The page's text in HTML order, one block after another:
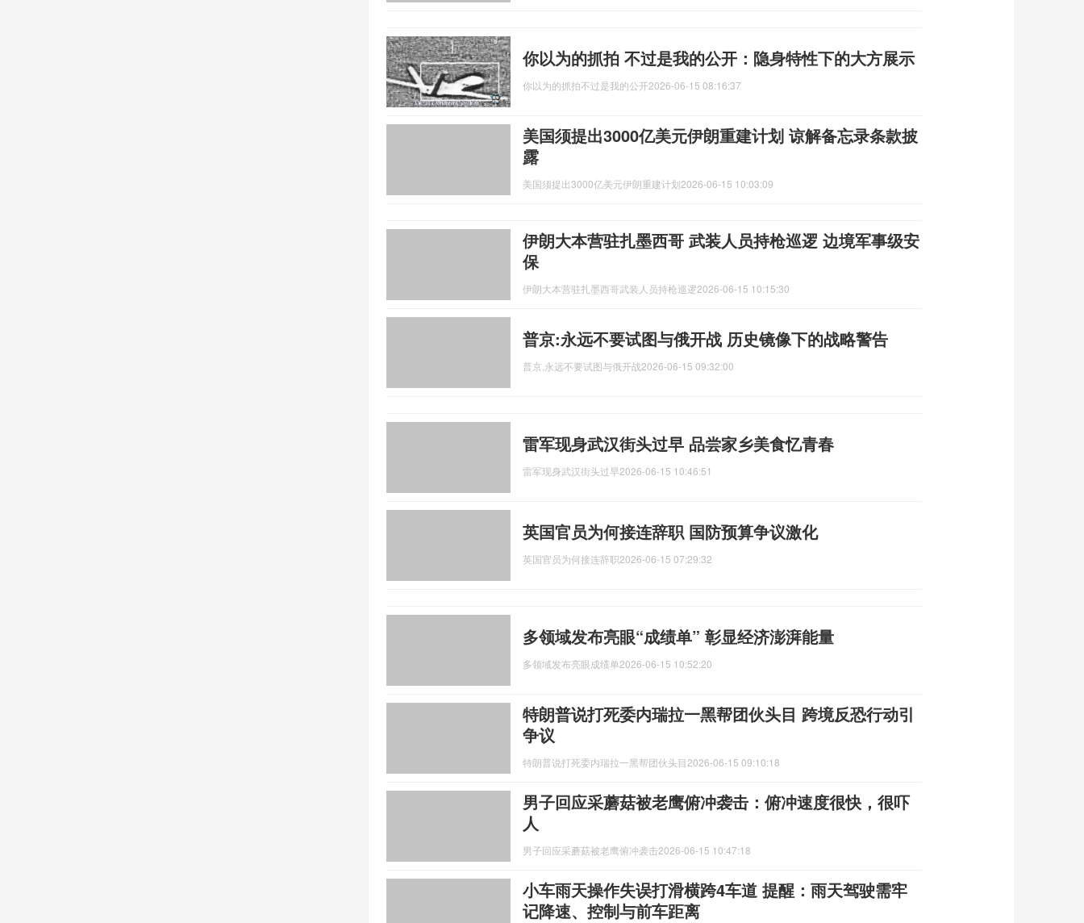
你以为的抓拍 不过是我的公开：隐身特性下的大方展示
你以为的抓拍不过是我的公开2026-06-15 08:16:37
美国须提出3000亿美元伊朗重建计划 谅解备忘录条款披
露
美国须提出3000亿美元伊朗重建计划2026-06-15 10:03:09
伊朗大本营驻扎墨西哥 武装人员持枪巡逻 边境军事级安
保
伊朗大本营驻扎墨西哥武装人员持枪巡逻2026-06-15 10:15:30
普京:永远不要试图与俄开战 历史镜像下的战略警告
普京,永远不要试图与俄开战2026-06-15 09:32:00
雷军现身武汉街头过早 品尝家乡美食忆青春
雷军现身武汉街头过早2026-06-15 10:46:51
英国官员为何接连辞职 国防预算争议激化
英国官员为何接连辞职2026-06-15 07:29:32
多领域发布亮眼“成绩单” 彰显经济澎湃能量
多领域发布亮眼成绩单2026-06-15 10:52:20
特朗普说打死委内瑞拉一黑帮团伙头目 跨境反恐行动引
争议
特朗普说打死委内瑞拉一黑帮团伙头目2026-06-15 09:10:18
男子回应采蘑菇被老鹰俯冲袭击：俯冲速度很快，很吓
人
男子回应采蘑菇被老鹰俯冲袭击2026-06-15 10:47:18
小车雨天操作失误打滑横跨4车道 提醒：雨天驾驶需牢
记降速、控制与前车距离